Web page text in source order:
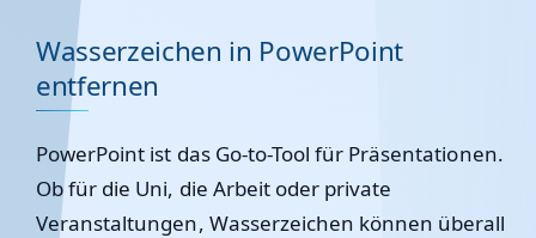
Wasserzeichen in PowerPoint
entfernen
PowerPoint ist das Go-to-Tool für Präsentationen.
Ob für die Uni, die Arbeit oder private
Veranstaltungen, Wasserzeichen können überall